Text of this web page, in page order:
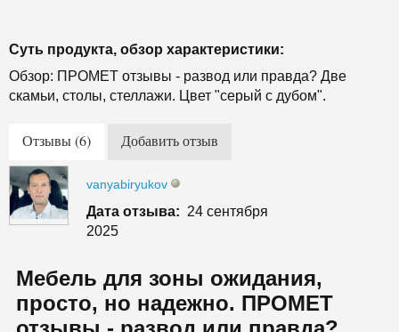
Суть продукта, обзор характеристики:
Обзор: ПРОМЕТ отзывы - развод или правда? Две
скамьи, столы, стеллажи. Цвет "серый с дубом".
Отзывы (6) Добавить отзыв
vanyabiryukov
Дата отзыва: 24 сентября
2025
Мебель для зоны ожидания,
просто, но надежно. ПРОМЕТ